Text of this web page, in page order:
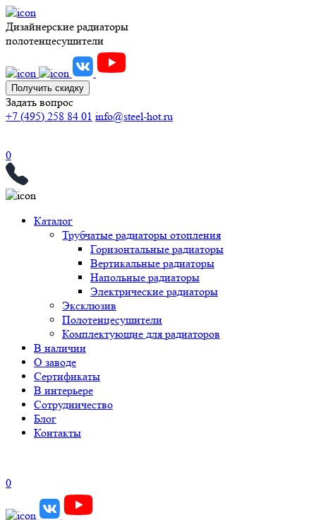
Дизайнерские радиаторы
полотенцесушители
Получить скидку
Задать вопрос
+7 (495) 258 84 01 info@steel-hot.ru
0
Каталог
Трубчатые радиаторы отопления
Горизонтальные радиаторы
Вертикальные радиаторы
Напольные радиаторы
Электрические радиаторы
Эксклюзив
Полотенцесушители
Комплектующие для радиаторов
В наличии
О заводе
Сертификаты
В интерьере
Сотрудничество
Блог
Контакты
0